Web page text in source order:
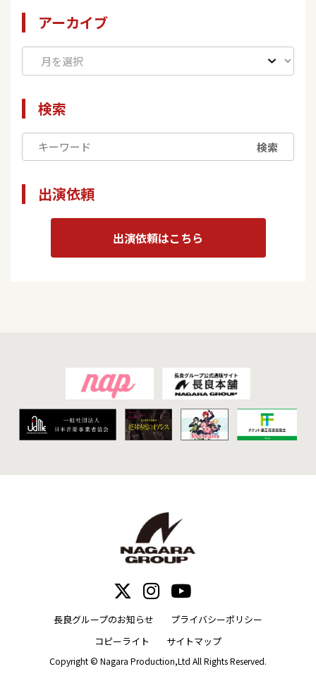
アーカイブ
検索
検索
出演依頼
出演依頼はこちら
長良グループのお知らせ
プライバシーポリシー
コピーライト
サイトマップ
Copyright © Nagara Production,Ltd All Rights Reserved.